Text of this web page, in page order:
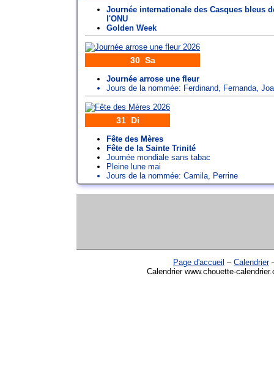
Journée internationale des Casques bleus
l'ONU
Golden Week
30 Sa
Journée arrose une fleur
Jours de la nommée: Ferdinand, Fernanda,
31 Di
Fête des Mères
Fête de la Sainte Trinité
Journée mondiale sans tabac
Pleine lune mai
Jours de la nommée: Camila, Perrine
Page d'accueil – Calendrier
Calendrier www.chouette-